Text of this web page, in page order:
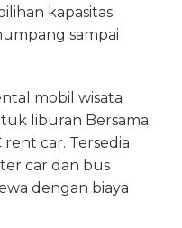
kapasitas
sampai
mobil wisata
liburan Bersama
car. Tersedia
car dan bus
dengan biaya